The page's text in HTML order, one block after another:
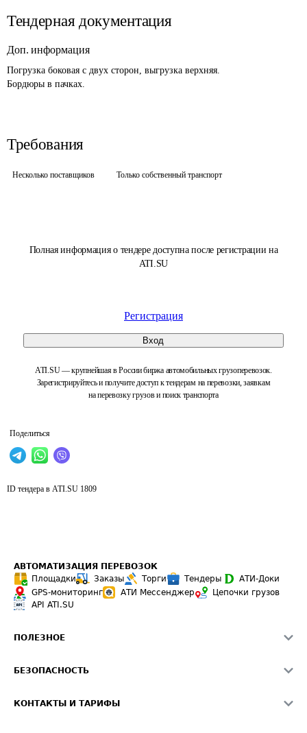
Полная информация о тендере доступна после регистрации на
ATI.SU
Регистрация
Вход
ATI.SU — крупнейшая в России биржа автомобильных грузоперевозок.
Зарегистрируйтесь и получите доступ к тендерам на перевозки, заявкам
на перевозку грузов и поиск транспорта
Поделиться
Тендерная документация
Доп. информация
Погрузка боковая с двух сторон, выгрузка верхняя.
Бордюры в пачках.
Требования
Несколько поставщиков Только собственный транспорт
ID тендера в ATI.SU 1809
АВТОМАТИЗАЦИЯ ПЕРЕВОЗОК
Площадки
Заказы Торги Тендеры
АТИ-Доки
GPS-мониторинг
АТИ Мессенджер
Цепочки грузов
API ATI.SU
ПОЛЕЗНОЕ
Звезды ATI.SU на вашем сайте
БЕЗОПАСНОСТЬ
КОНТАКТЫ И ТАРИФЫ